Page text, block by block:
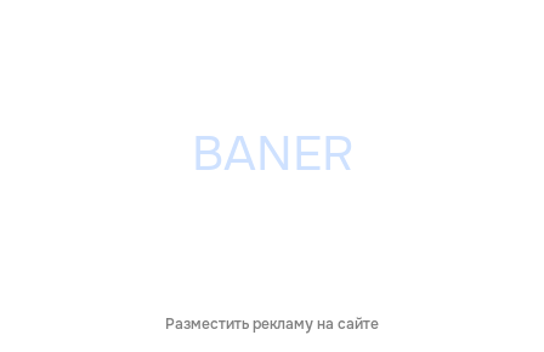
Разместить рекламу на сайте